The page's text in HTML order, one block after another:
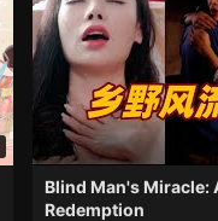
Blind Man's Miracle:
Redemption